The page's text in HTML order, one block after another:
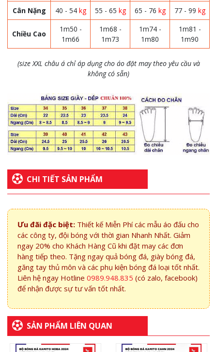
Cân Nặng 40 - 54 kg 55 - 65 kg 65 - 76 kg 77 - 99 kg
Chiều Cao
1m50 -
1m66
1m68 -
1m73
1m74 -
1m80
1m81 -
1m90
(size XXL châu á chỉ áp dụng cho áo đặt may theo yêu cầu và
không có sẵn)
CHI TIẾT SẢN PHẨM
Ưu đãi đặc biệt: Thiết kế Miễn Phí các mẫu áo đấu cho
các công ty, đội bóng với thời gian Nhanh Nhất. Giảm
ngay 20% cho Khách Hàng Cũ khi đặt may các đơn
hàng tiếp theo. Tặng ngay quả bóng đá, giày bóng đá,
găng tay thủ môn và các phụ kiện bóng đá loại tốt nhất.
Liên hệ ngay Hotline 0989.948.835 (có zalo, facebook)
để nhận được sự tư vấn tốt nhất.
SẢN PHẨM LIÊN QUAN